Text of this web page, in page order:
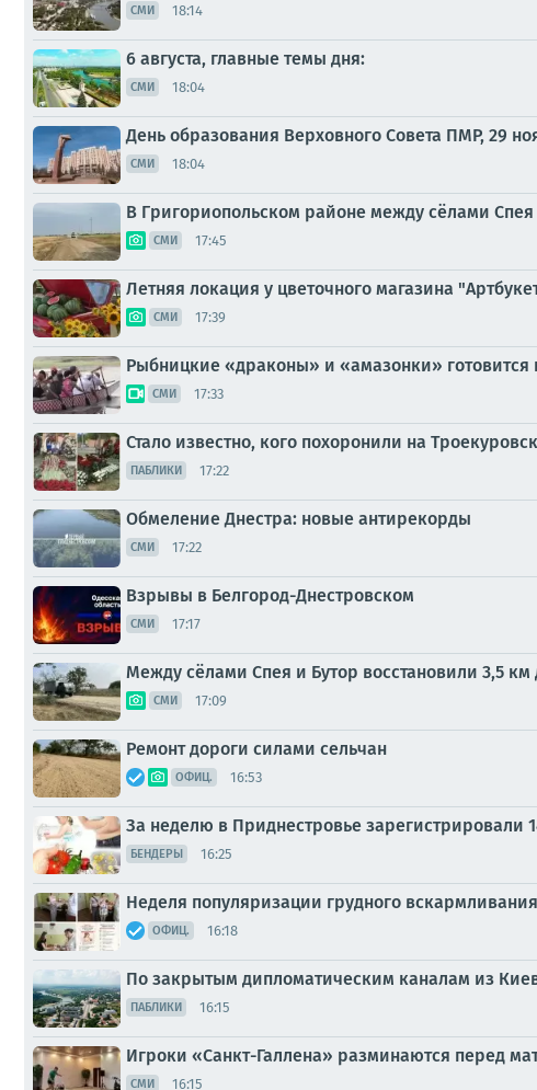
СМИ 18:14
6 августа, главные темы дня:
СМИ 18:04
День образования Верховного Совета ПМР, 29
СМИ 18:04
В Григориопольском районе между сёлами Спея
СМИ 17:45
Летняя локация у цветочного магазина
СМИ 17:39
Рыбницкие «драконы» и «амазонки» готовится
СМИ 17:33
Стало известно, кого похоронили на
ПАБЛИКИ 17:22
Обмеление Днестра: новые антирекорды
СМИ 17:22
Взрывы в Белгород-Днестровском
СМИ 17:17
Между сёлами Спея и Бутор восстановили 3,5 км
СМИ 17:09
Ремонт дороги силами сельчан
ОФИЦ. 16:53
За неделю в Приднестровье
БЕНДЕРЫ 16:25
Неделя популяризации грудного
ОФИЦ. 16:18
По закрытым дипломатическим каналам из
ПАБЛИКИ 16:15
Игроки «Санкт-Галлена» разминаются перед
СМИ 16:15